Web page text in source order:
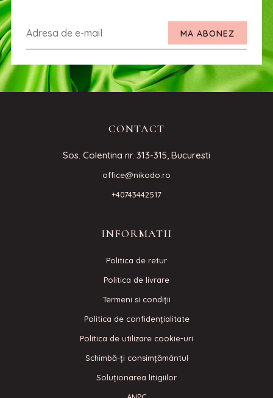
MA ABONEZ
CONTACT
Sos. Colentina nr. 313-315, Bucuresti
office@nikodo.ro
+40743442517
INFORMATII
Politica de retur
Politica de livrare
Termeni si condiţii
Politica de confidenţialitate
Politica de utilizare cookie-uri
Schimbă-ți consimțământul
Soluționarea litigiilor